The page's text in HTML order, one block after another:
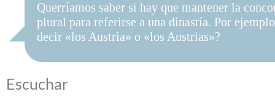
el buen uso del español en los medios de
Internet.
Querríamos saber si hay que mantener la
plural para referirse a una dinastía. Por
decir «los Austria» o «los Austrias»?
Escuchar